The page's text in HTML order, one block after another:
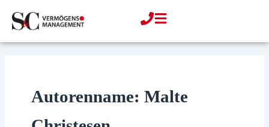
Inhalt
Autorenname: Malte